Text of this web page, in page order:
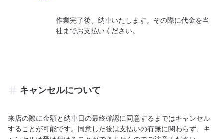
作業完了後、納車いたします。その際に代金を当
社までお支払いください。
キャンセルについて
来店の際に金額と納車日の最終確認に同意するまではキャンセル
することが可能です。同意した後は支払いの有無に関わらず、キ